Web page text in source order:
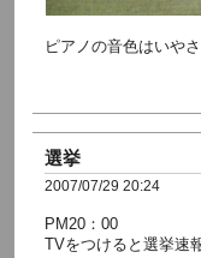
ピアノの音色はいやさ
選挙
2007/07/29 20:24
PM20：00
TVをつけると選挙速